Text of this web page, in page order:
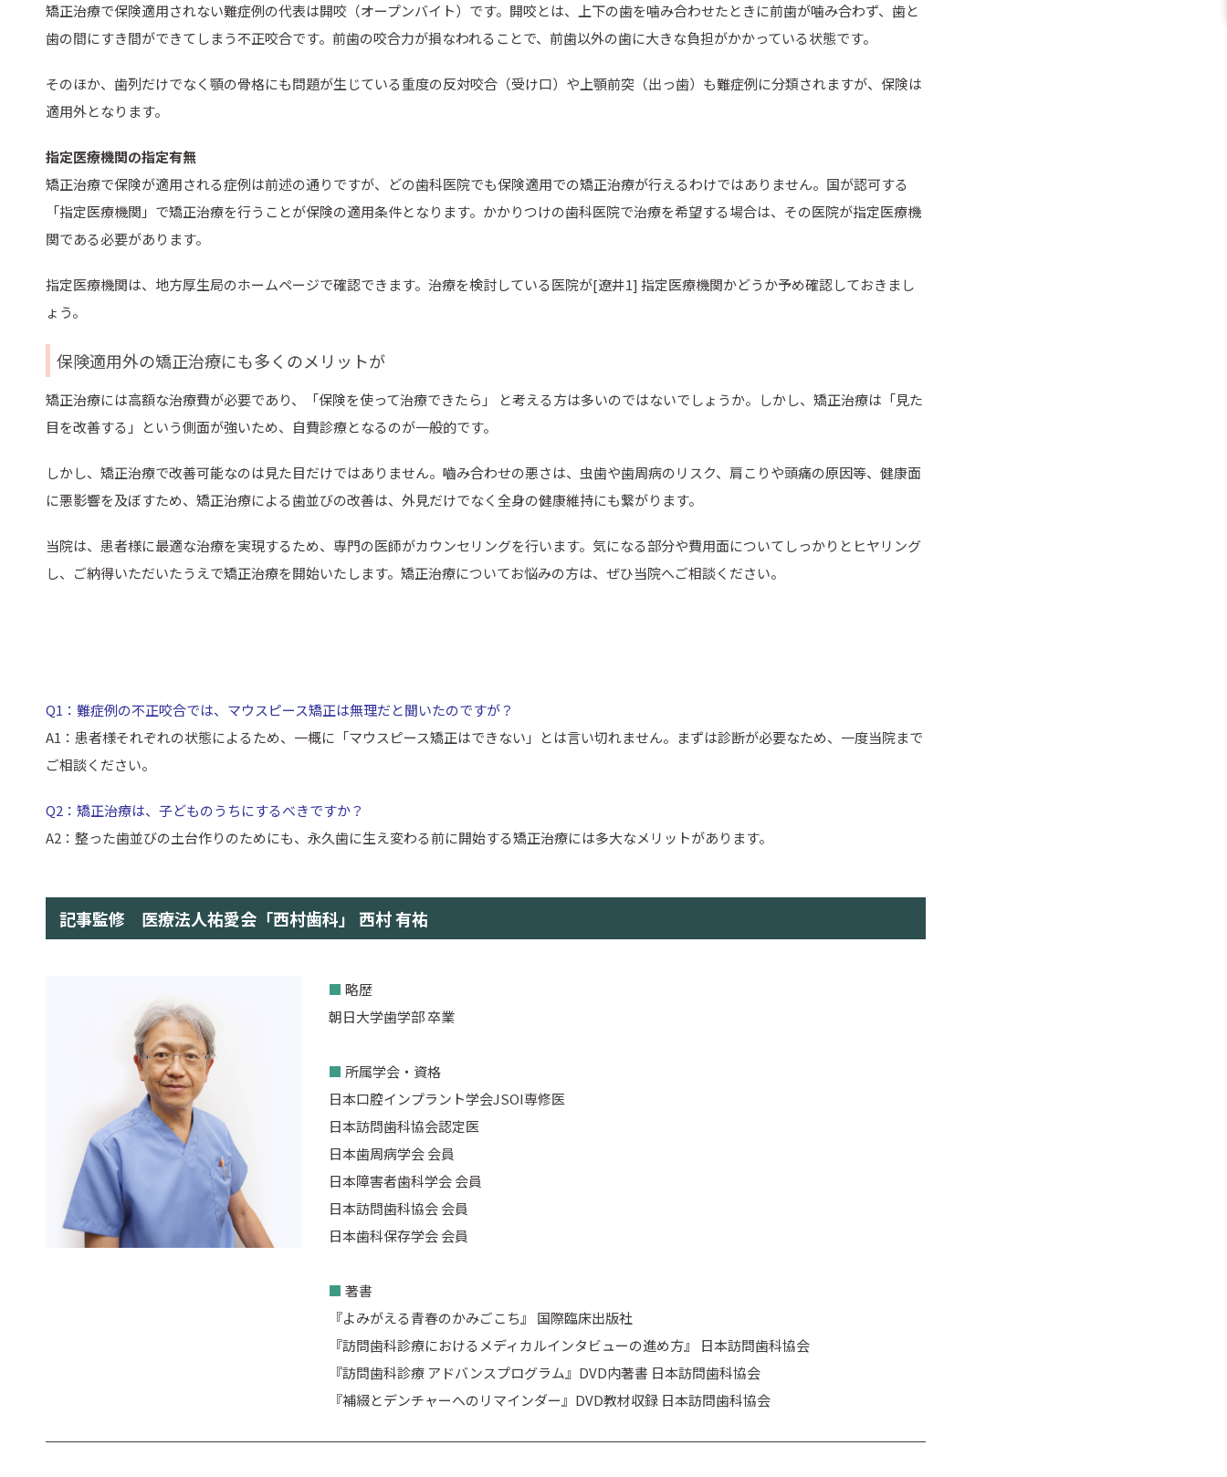
矯正治療で保険適用されない難症例の代表は開咬（オープンバイト）です。開咬とは、上下の歯を噛み合わせたときに前歯が噛み合わず、歯と
歯の間にすき間ができてしまう不正咬合です。前歯の咬合力が損なわれることで、前歯以外の歯に大きな負担がかかっている状態です。
そのほか、歯列だけでなく顎の骨格にも問題が生じている重度の反対咬合（受け口）や上顎前突（出っ歯）も難症例に分類されますが、保険は
適用外となります。
指定医療機関の指定有無
矯正治療で保険が適用される症例は前述の通りですが、どの歯科医院でも保険適用での矯正治療が行えるわけではありません。国が認可する
「指定医療機関」で矯正治療を行うことが保険の適用条件となります。かかりつけの歯科医院で治療を希望する場合は、その医院が指定医療機
関である必要があります。
指定医療機関は、地方厚生局のホームページで確認できます。治療を検討している医院が[遼井1] 指定医療機関かどうか予め確認しておきまし
ょう。
保険適用外の矯正治療にも多くのメリットが
矯正治療には高額な治療費が必要であり、「保険を使って治療できたら」 と考える方は多いのではないでしょうか。しかし、矯正治療は「見た
目を改善する」という側面が強いため、自費診療となるのが一般的です。
しかし、矯正治療で改善可能なのは見た目だけではありません。嚙み合わせの悪さは、虫歯や歯周病のリスク、肩こりや頭痛の原因等、健康面
に悪影響を及ぼすため、矯正治療による歯並びの改善は、外見だけでなく全身の健康維持にも繋がります。
当院は、患者様に最適な治療を実現するため、専門の医師がカウンセリングを行います。気になる部分や費用面についてしっかりとヒヤリング
し、ご納得いただいたうえで矯正治療を開始いたします。矯正治療についてお悩みの方は、ぜひ当院へご相談ください。
Q1：難症例の不正咬合では、マウスピース矯正は無理だと聞いたのですが？
A1：患者様それぞれの状態によるため、一概に「マウスピース矯正はできない」とは言い切れません。まずは診断が必要なため、一度当院まで
ご相談ください。
Q2：矯正治療は、子どものうちにするべきですか？
A2：整った歯並びの土台作りのためにも、永久歯に生え変わる前に開始する矯正治療には多大なメリットがあります。
記事監修 医療法人祐愛会「西村歯科」 西村 有祐
■ 略歴
朝日大学歯学部 卒業
■ 所属学会・資格
日本口腔インプラント学会JSOI専修医
日本訪問歯科協会認定医
日本歯周病学会 会員
日本障害者歯科学会 会員
日本訪問歯科協会 会員
日本歯科保存学会 会員
■ 著書
『よみがえる青春のかみごこち』 国際臨床出版社
『訪問歯科診療におけるメディカルインタビューの進め方』 日本訪問歯科協会
『訪問歯科診療 アドバンスプログラム』DVD内著書 日本訪問歯科協会
『補綴とデンチャーへのリマインダー』DVD教材収録 日本訪問歯科協会